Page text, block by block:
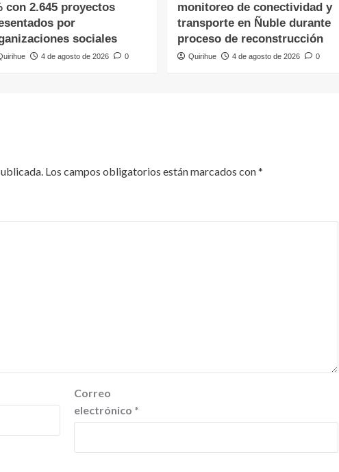
con 2.645 proyectos
por
sociales
4 de agosto de 2026 0
monitoreo de conectividad y
transporte en Ñuble durante
proceso de reconstrucción
Quirihue 4 de agosto de 2026 0
Los campos obligatorios están marcados con*
Correo
electrónico *